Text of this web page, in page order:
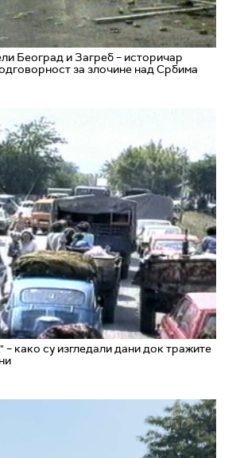
Београд и Загреб – историчар
за злочине над Србима
– како су изгледали дани док тражите